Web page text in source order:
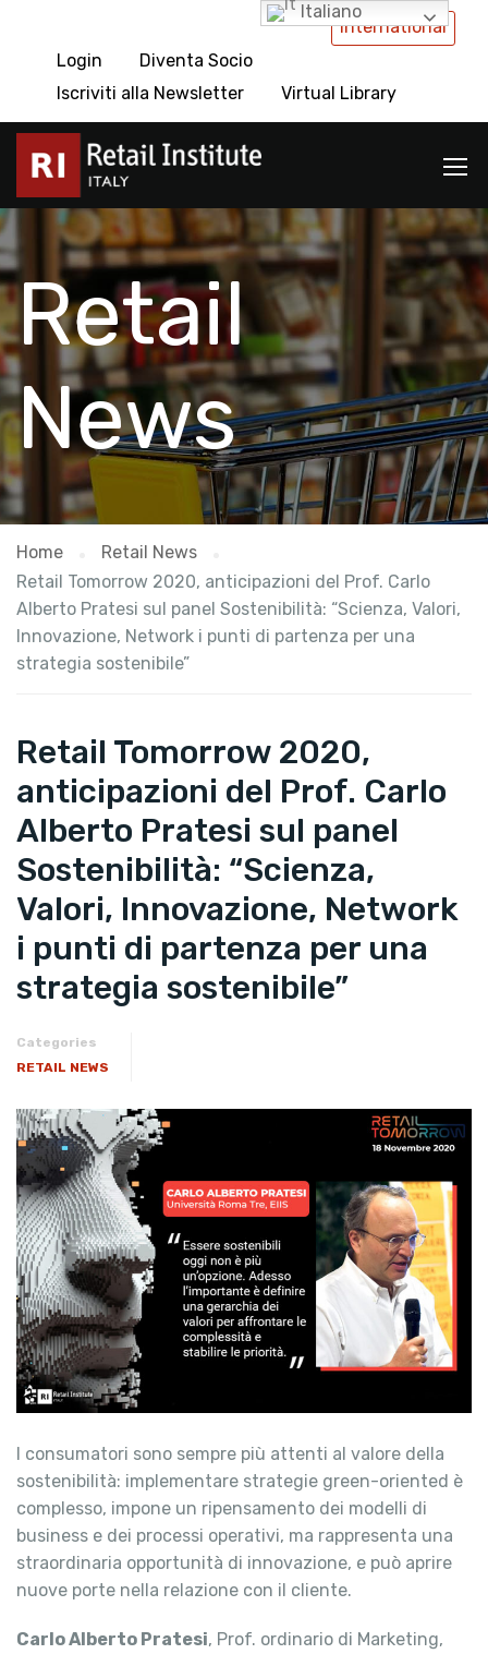
International
Login
Diventa Socio
Iscriviti alla Newsletter
Virtual Library
Retail
News
Home
Retail News
Retail Tomorrow 2020, anticipazioni del Prof. Carlo
Alberto Pratesi sul panel Sostenibilità: “Scienza, Valori,
Innovazione, Network i punti di partenza per una
strategia sostenibile”
Retail Tomorrow 2020,
anticipazioni del Prof. Carlo
Alberto Pratesi sul panel
Sostenibilità: “Scienza,
Valori, Innovazione, Network
i punti di partenza per una
strategia sostenibile”
Categories
RETAIL NEWS
I consumatori sono sempre più attenti al valore della
sostenibilità: implementare strategie green-oriented è
complesso, impone un ripensamento dei modelli di
business e dei processi operativi, ma rappresenta una
straordinaria opportunità di innovazione, e può aprire
nuove porte nella relazione con il cliente.
Carlo Alberto Pratesi, Prof. ordinario di Marketing,
Italiano